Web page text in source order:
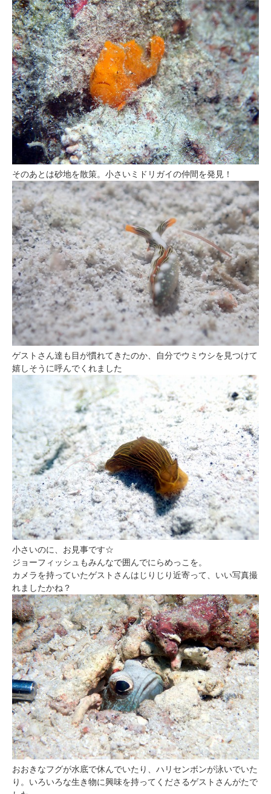
そのあとは砂地を散策。小さいミドリガイの仲間を発見！
ゲストさん達も目が慣れてきたのか、自分でウミウシを見つけて
嬉しそうに呼んでくれました
小さいのに、お見事です☆
ジョーフィッシュもみんなで囲んでにらめっこを。
カメラを持っていたゲストさんはじりじり近寄って、いい写真撮
れましたかね？
おおきなフグが水底で休んでいたり、ハリセンボンが泳いでいた
り。いろいろな生き物に興味を持ってくださるゲストさんがたで